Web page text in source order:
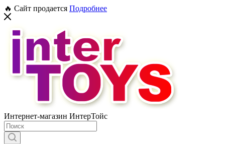
🔥 Сайт продается Подробнее
Интернет-магазин ИнтерТойс